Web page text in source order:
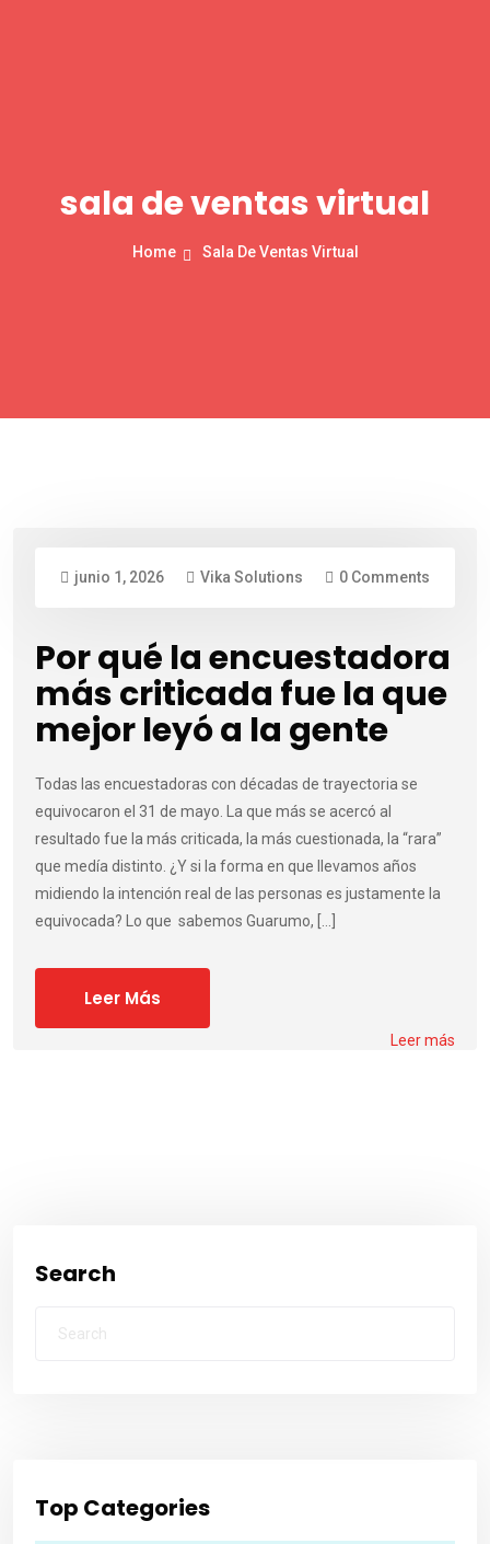
sala de ventas virtual
Home Sala De Ventas Virtual
junio 1, 2026 Vika Solutions 0 Comments
Por qué la encuestadora
más criticada fue la que
mejor leyó a la gente
Todas las encuestadoras con décadas de trayectoria se
equivocaron el 31 de mayo. La que más se acercó al
resultado fue la más criticada, la más cuestionada, la “rara”
que medía distinto. ¿Y si la forma en que llevamos años
midiendo la intención real de las personas es justamente la
equivocada? Lo que sabemos Guarumo, […]
Leer Más
Leer más
Search
Top Categories